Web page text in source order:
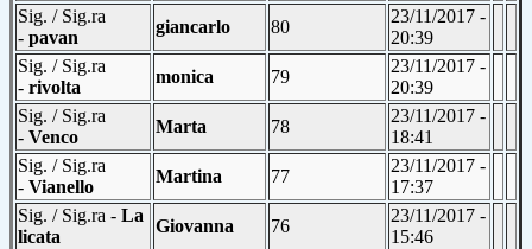
Sig. / Sig.ra
- pavan
giancarlo 80
23/11/2017 -
20:39
Sig. / Sig.ra
- rivolta
monica 79
23/11/2017 -
20:39
Sig. / Sig.ra
- Venco
Marta 78
23/11/2017 -
18:41
Sig. / Sig.ra
- Vianello
Martina 77
23/11/2017 -
17:37
Sig. / Sig.ra - La
licata
Giovanna 76
23/11/2017 -
15:46